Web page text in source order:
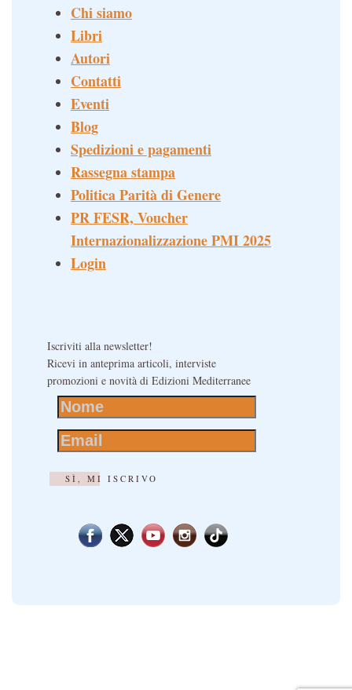
Chi siamo
Libri
Autori
Contatti
Eventi
Blog
Spedizioni e pagamenti
Rassegna stampa
Politica Parità di Genere
PR FESR, Voucher
Internazionalizzazione PMI 2025
Login
Iscriviti alla newsletter!
Ricevi in anteprima articoli, interviste
promozioni e novità di Edizioni Mediterranee
SÌ, MI ISCRIVO